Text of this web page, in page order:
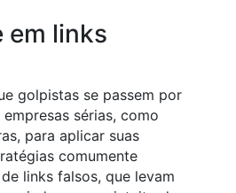
em links
golpistas se passem por
sérias, como
para aplicar suas
comumente
links falsos, que levam